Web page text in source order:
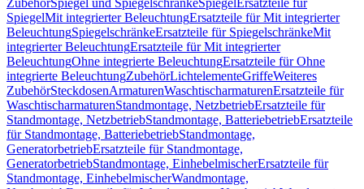
ZubehörSpiegel und SpiegelschränkeSpiegel Ersatzteile für
SpiegelMit integrierter BeleuchtungErsatzteile für Mit integrierter
BeleuchtungSpiegelschränkeErsatzteile für SpiegelschränkeMit
integrierter BeleuchtungErsatzteile für Mit integrierter
BeleuchtungOhne integrierte BeleuchtungErsatzteile für Ohne
integrierte BeleuchtungZubehörLichtelementeGriffeWeiteres
ZubehörSteckdosenArmaturenWaschtischarmaturenErsatzteile für
WaschtischarmaturenStandmontage, NetzbetriebErsatzteile für
Standmontage, NetzbetriebStandmontage, BatteriebetriebErsatzteile
für Standmontage, BatteriebetriebStandmontage,
GeneratorbetriebErsatzteile für Standmontage,
GeneratorbetriebStandmontage, EinhebelmischerErsatzteile für
Standmontage, EinhebelmischerWandmontage,